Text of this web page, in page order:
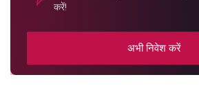
करें!
अभी निवेश करें